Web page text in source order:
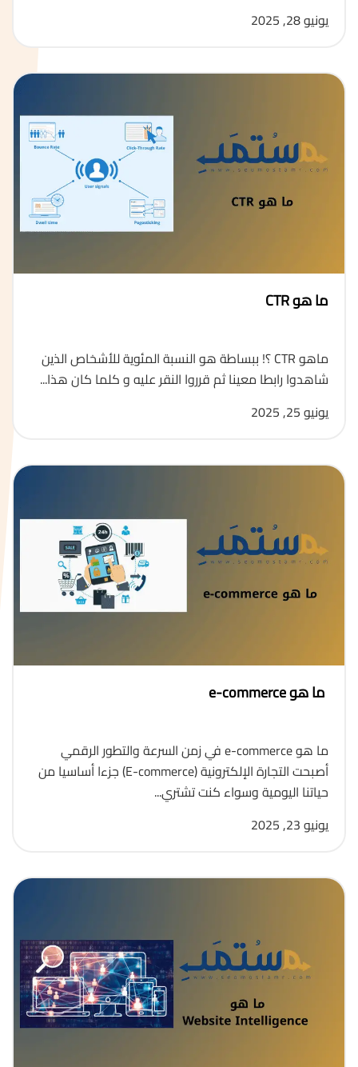
يونيو 28, 2025
ما هو CTR
ماهو CTR ؟! ببساطة هو النسبة المئوية للأشخاص الذين
شاهدوا رابطا معينا ثم قرروا النقر عليه و كلما كان هذا...
يونيو 25, 2025
ما هو e-commerce
ما هو e-commerce في زمن السرعة والتطور الرقمي
أصبحت التجارة الإلكترونية (E-commerce) جزءا أساسيا من
حياتنا اليومية وسواء كنت تشتري...
يونيو 23, 2025